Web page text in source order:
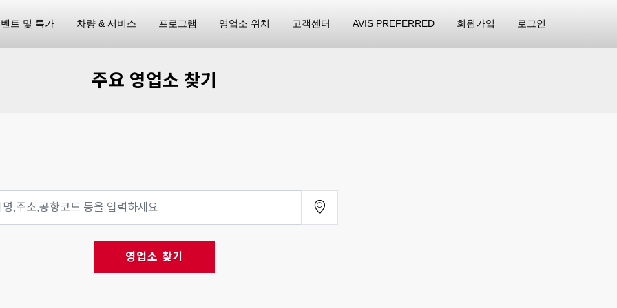
트 및 특가 차량 & 서비스 프로그램 영업소 위치 고객센터 AVIS PREFERRED 회원가입 로그인
주요 영업소 찾기
영업소 찾기